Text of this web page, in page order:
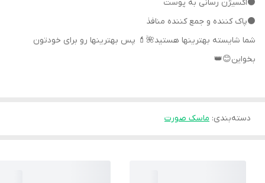
⚫️اکسیژن رسانی به پوست
⚫️پاک کننده و جمع کننده منافذ
شما شایسته بهترینها هستید🌺💄 پس بهترینها رو برای خودتون
بخواین😊👑
دسته‌بندی: ماسک صورت